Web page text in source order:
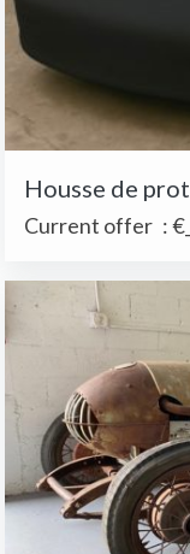
Current offer :€_